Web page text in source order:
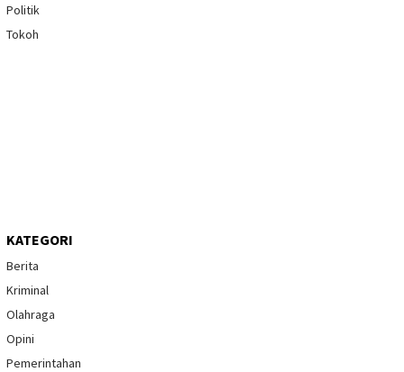
Politik
Tokoh
KATEGORI
Berita
Kriminal
Olahraga
Opini
Pemerintahan